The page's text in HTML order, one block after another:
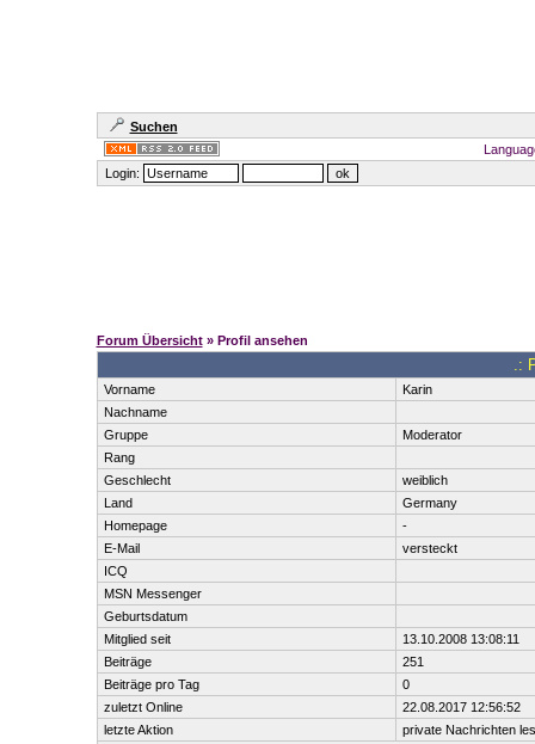
Suchen
Login:
Forum Übersicht» Profil ansehen
.:
Vorname
Karin
Nachname
Gruppe
Moderator
Rang
Geschlecht
weiblich
Land
Germany
Homepage
-
E-Mail
versteckt
ICQ
MSN Messenger
Geburtsdatum
Mitglied seit
13.10.2008 13:08:11
Beiträge
251
Beiträge pro Tag
0
zuletzt Online
22.08.2017 12:56:52
letzte Aktion
private Nachrichten